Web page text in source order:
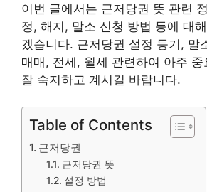
이번 글에서는 근저당권 뜻 관련
정, 해지, 말소 신청 방법 등에 대
겠습니다. 근저당권 설정 등기, 말
매매, 전세, 월세 관련하여 아주
잘 숙지하고 계시길 바랍니다.
Table of Contents
근저당권
근저당권 뜻
설정 방법